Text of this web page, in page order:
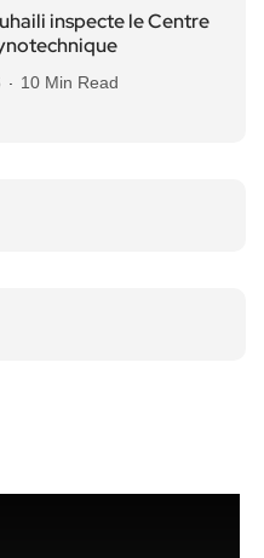
inspecte le Centre
10 Min Read